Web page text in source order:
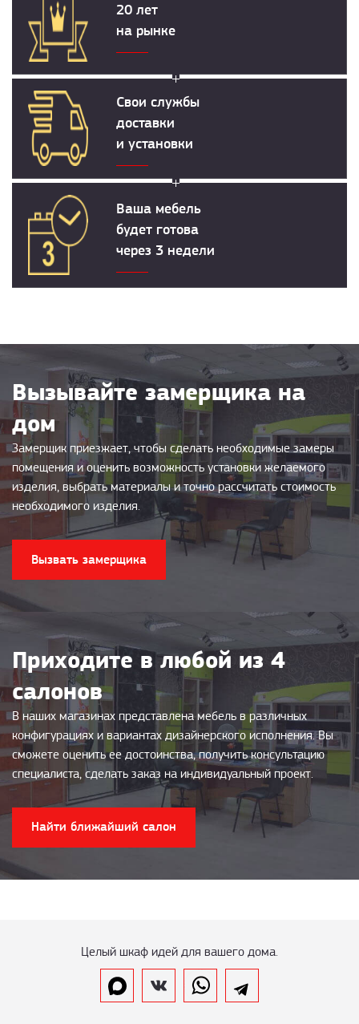
20 лет
на рынке
Свои службы
доставки
и установки
Ваша мебель
будет готова
через 3 недели
Вызывайте замерщика на
дом
Замерщик приезжает, чтобы сделать необходимые замеры
помещения и оценить возможность установки желаемого
изделия, выбрать материалы и точно рассчитать стоимость
необходимого изделия.
Вызвать замерщика
Приходите в любой из 4
салонов
В наших магазинах представлена мебель в различных
конфигурациях и вариантах дизайнерского исполнения. Вы
сможете оценить ее достоинства, получить консультацию
специалиста, сделать заказ на индивидуальный проект.
Найти ближайший салон
Целый шкаф идей для вашего дома.